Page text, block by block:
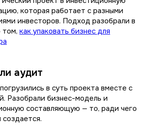
которая работает с разными
инвесторов. Подход разобрали в
том, как упаковать бизнес для
аудит
в суть проекта вместе с
Разобрали бизнес-модель и
составляющую — то, ради чего